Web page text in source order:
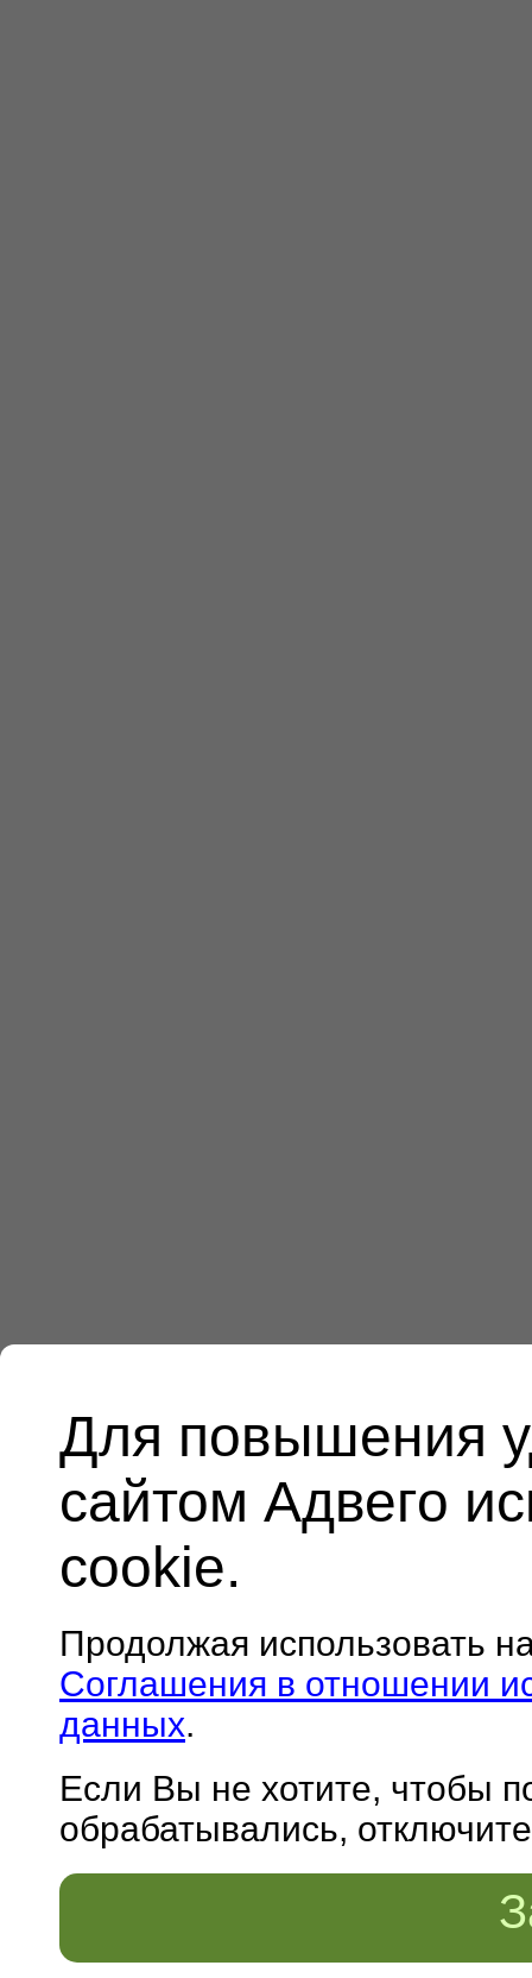
Для повышения
сайтом Адвего
cookie.
Продолжая использовать
Соглашения в отношении
данных.
Если Вы не хотите, чтобы
обрабатывались,